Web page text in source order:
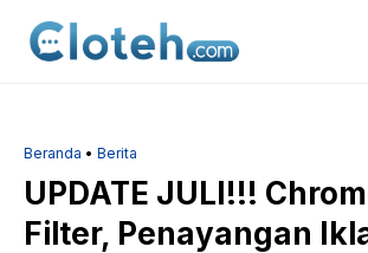
Beranda • Berita
UPDATE JULI!!!
Filter, Penayangan